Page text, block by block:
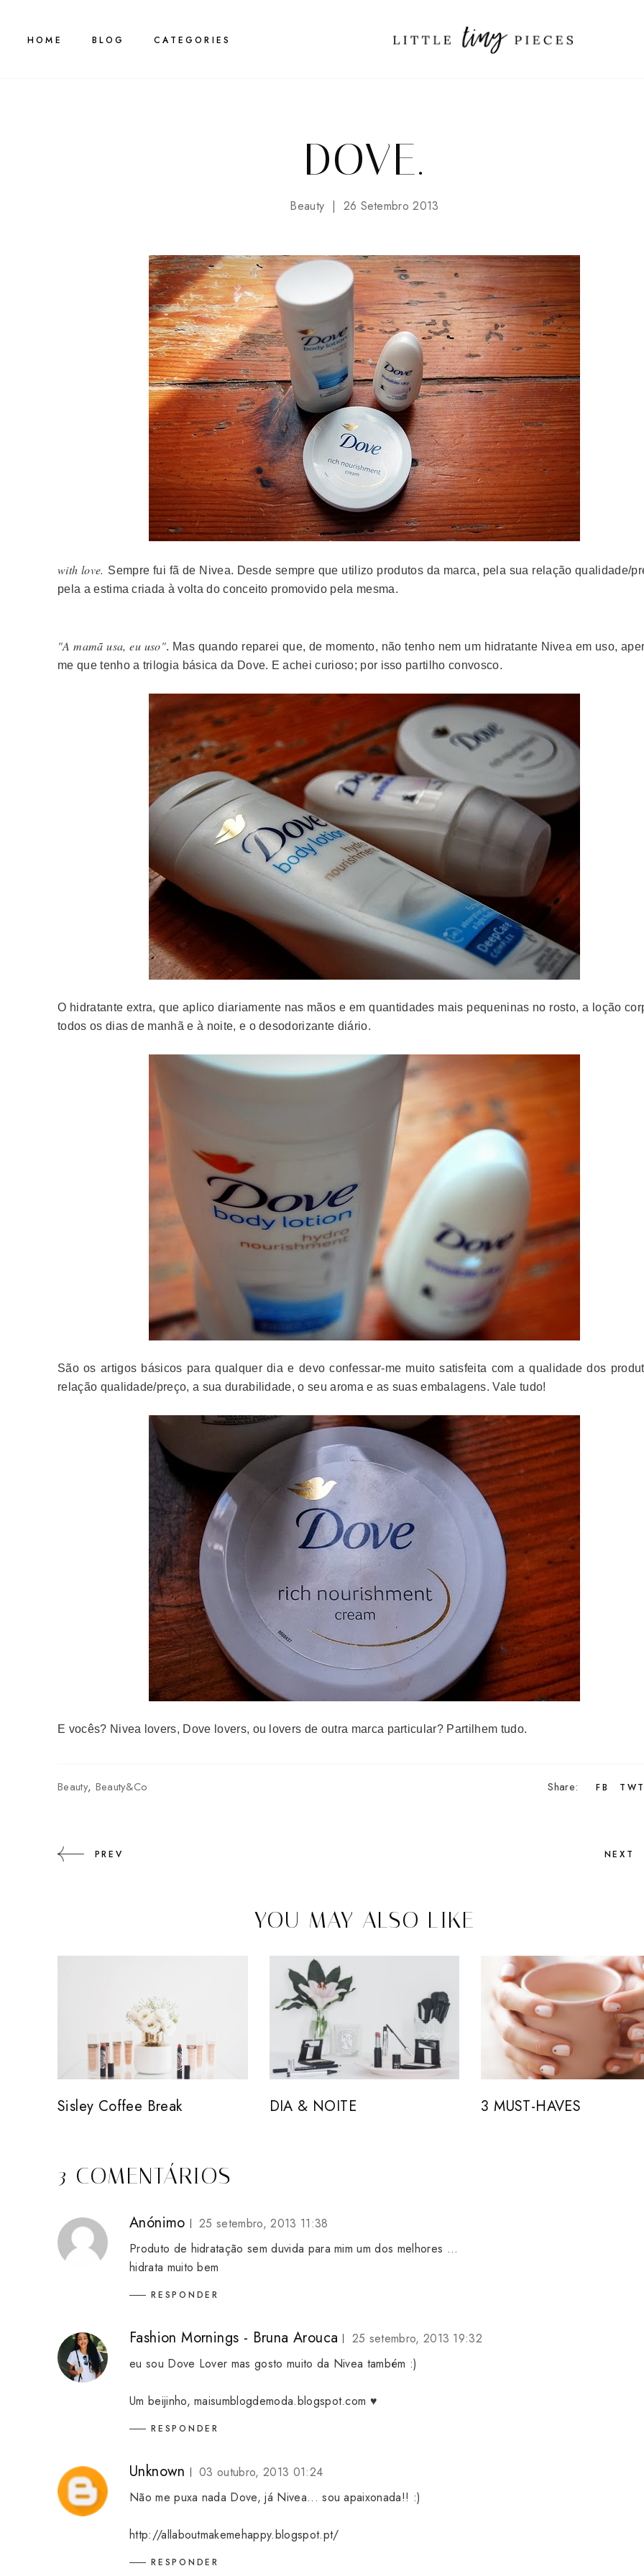
HOME BLOG CATEGORIES
DOVE.
Beauty 26 Setembro 2013
with love. Sempre fui fã de Nivea. Desde sempre que utilizo produtos da marca, pela sua relação qualidade/
pela a estima criada à volta do conceito promovido pela mesma.
"A mamã usa, eu uso". Mas quando reparei que, de momento, não tenho nem um hidratante Nivea em uso,
me que tenho a trilogia básica da Dove. E achei curioso; por isso partilho convosco.
O hidratante extra, que aplico diariamente nas mãos e em quantidades mais pequeninas no rosto, a loção
todos os dias de manhã e à noite, e o desodorizante diário.
São os artigos básicos para qualquer dia e devo confessar-me muito satisfeita com a qualidade dos
relação qualidade/preço, a sua durabilidade, o seu aroma e as suas embalagens. Vale tudo!
E vocês? Nivea lovers, Dove lovers, ou lovers de outra marca particular? Partilhem tudo.
Beauty, Beauty&Co Share: FB
PREV NEXT
YOU MAY ALSO LIKE
Sisley Coffee Break DIA & NOITE 3 MUST-HAVES
3 COMENTÁRIOS
Anónimo
25 setembro, 2013 11:38
Produto de hidratação sem duvida para mim um dos melhores ...
hidrata muito bem
RESPONDER
Fashion Mornings - Bruna Arouca
25 setembro, 2013 19:32
eu sou Dove Lover mas gosto muito da Nivea também :)
Um beijinho,maisumblogdemoda.blogspot.com ♥
RESPONDER
Unknown
03 outubro, 2013 01:24
Não me puxa nada Dove, já Nivea... sou apaixonada!! :)
http://allaboutmakemehappy.blogspot.pt/
RESPONDER